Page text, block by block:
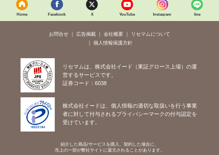
Home Facebook X YouTube Instagram line
お問合せ 広告掲載 会社概要
リセマムについて
個人情報保護方針
リセマムは、株式会社イード（東証グロース上場）の運
営するサービスです。
証券コード：6038
株式会社イードは、個人情報の適切な取扱いを行う事業
者に対して付与されるプライバシーマークの付与認定を
受けています。
紹介した商品/サービスを購入、契約した場合に、
売上の一部が弊社サイトに還元されることがあります。